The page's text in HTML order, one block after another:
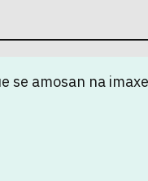
se amosan na